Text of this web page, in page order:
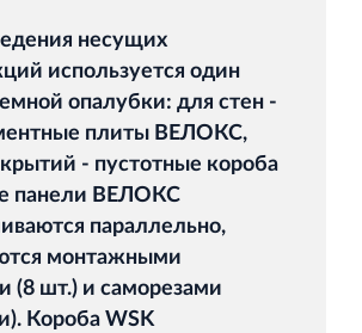
комплекс в центре города
несущих
используется один
опалубки: для стен -
плиты ВЕЛОКС,
- пустотные короба
панели ВЕЛОКС
параллельно,
монтажными
(8 шт.) и саморезами
Короба WSK